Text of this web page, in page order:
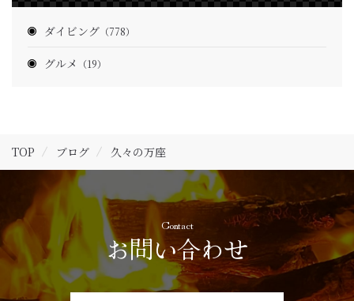
ダイビング （778）
グルメ （19）
TOP ブログ 久々の万座
Contact
お問い合わせ